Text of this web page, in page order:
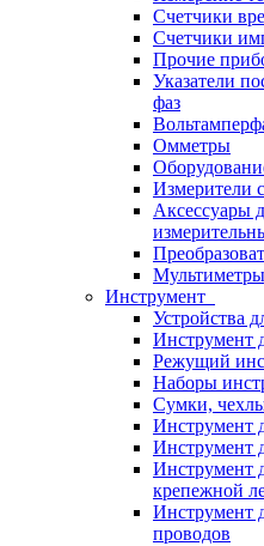
Счетчики
Счетчики
Прочие
Указатели
фаз
Омметры
Измерители
Аксессуары
Инструмент
Устройства
Инструмент
Режущий
Наборы
Сумки,
Инструмент
Инструмент
Инструмент
крепежной
Инструмент
проводов